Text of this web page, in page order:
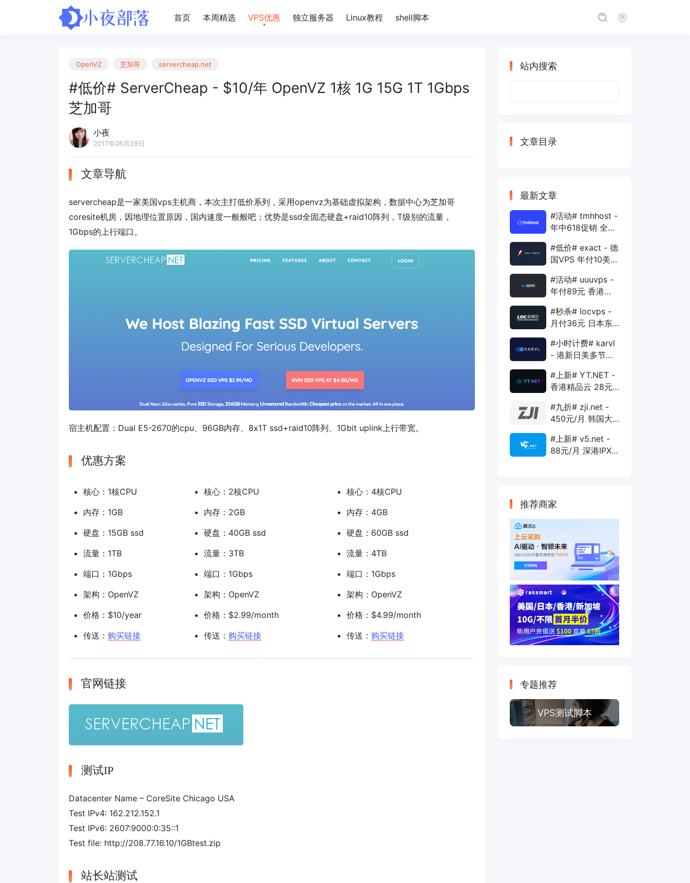
首页 本周精选 VPS优惠 独立服务器 Linux教程 shell脚本
OpenVZ 芝加哥 servercheap.net
#低价# ServerCheap - $10/年 OpenVZ 1核 1G 15G 1T 1Gbps
芝加哥
小夜
2017年06月29日
文章导航
servercheap是一家美国vps主机商，本次主打低价系列，采用openvz为基础虚拟架构，数据中心为芝加哥
coresite机房，因地理位置原因，国内速度一般般吧；优势是ssd全固态硬盘+raid10阵列，T级别的流量，
1Gbps的上行端口。
宿主机配置：Dual E5-2670的cpu、96GB内存、8x1T ssd+raid10阵列、1Gbit uplink上行带宽。
优惠方案
核心：1核CPU
内存：1GB
硬盘：15GB ssd
流量：1TB
端口：1Gbps
架构：OpenVZ
价格：$10/year
传送： 购买链接
核心：2核CPU
内存：2GB
硬盘：40GB ssd
流量：3TB
端口：1Gbps
架构：OpenVZ
价格：$2.99/month
传送： 购买链接
核心：4核CPU
内存：4GB
硬盘：60GB ssd
流量：4TB
端口：1Gbps
架构：OpenVZ
价格：$4.99/month
传送： 购买链接
官网链接
测试IP
Datacenter Name – CoreSite Chicago USA
Test IPv4: 162.212.152.1
Test IPv6: 2607:9000:0:35::1
Test file: http://208.77.16.10/1GBtest.zip
站长站测试
站内搜索
文章目录
最新文章
#活动# tmhhost -
年中618促销 全场
年付VPS
#低价# exact - 德
国VPS 年付10美元
1Gbps
#活动# uuuvps -
年付89元 香港
400G 30M
#秒杀# locvps -
月付36元 日本东
40G 1T 450Mbps
#小时计费# karvl
- 港新日美多节点
20G 5T 1Gbps
#上新# YT.NET -
香港精品云 28元/
AS10099+移动
CMI
#九折# zji.net -
450元/月 韩国大
优化和纯国际线路
#上新# v5.net -
88元/月 深港IPX
推荐商家
专题推荐
VPS测试脚本